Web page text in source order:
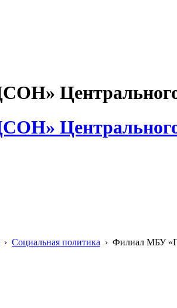
Центрального
Центрального
› Социальная политика › Филиал МБУ